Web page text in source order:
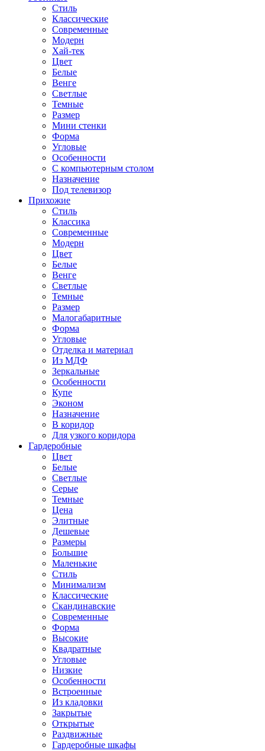
Стиль
Классические
Современные
Модерн
Хай-тек
Цвет
Белые
Венге
Светлые
Темные
Размер
Мини стенки
Форма
Угловые
Особенности
С компьютерным столом
Назначение
Под телевизор
Прихожие
Стиль
Классика
Современные
Модерн
Цвет
Белые
Венге
Светлые
Темные
Размер
Малогабаритные
Форма
Угловые
Отделка и материал
Из МДФ
Зеркальные
Особенности
Купе
Эконом
Назначение
В коридор
Для узкого коридора
Гардеробные
Цвет
Белые
Светлые
Серые
Темные
Цена
Элитные
Дешевые
Размеры
Большие
Маленькие
Стиль
Минимализм
Классические
Скандинавские
Современные
Форма
Высокие
Квадратные
Угловые
Низкие
Особенности
Встроенные
Из кладовки
Закрытые
Открытые
Раздвижные
Гардеробные шкафы